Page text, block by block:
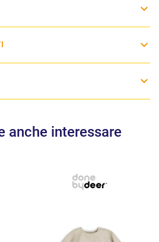
anche interessare